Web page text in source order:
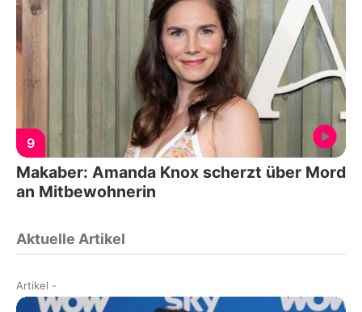
9
Makaber: Amanda Knox scherzt über Mord
an Mitbewohnerin
Aktuelle Artikel
Artikel -